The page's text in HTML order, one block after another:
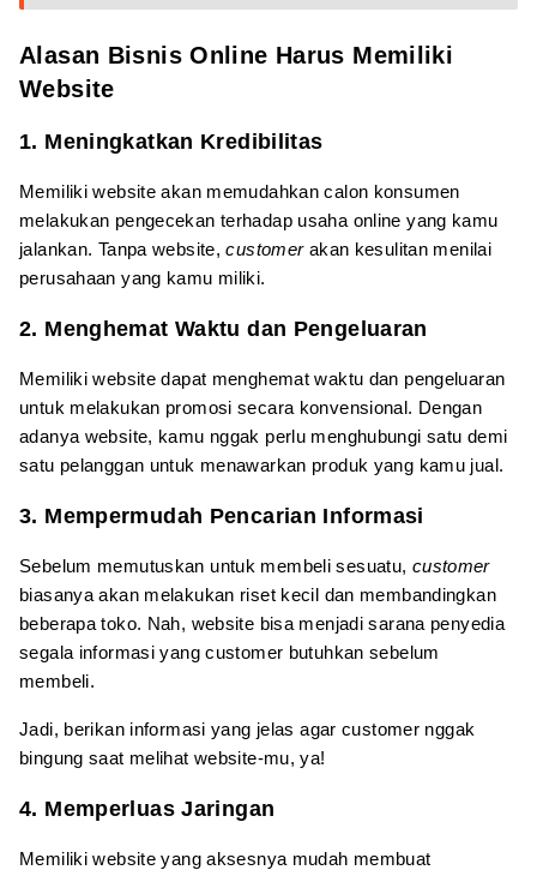
Alasan Bisnis Online Harus Memiliki
Website
1. Meningkatkan Kredibilitas
Memiliki website akan memudahkan calon konsumen
melakukan pengecekan terhadap usaha online yang kamu
jalankan. Tanpa website,customer akan kesulitan menilai
perusahaan yang kamu miliki.
2. Menghemat Waktu dan Pengeluaran
Memiliki website dapat menghemat waktu dan pengeluaran
untuk melakukan promosi secara konvensional. Dengan
adanya website, kamu nggak perlu menghubungi satu demi
satu pelanggan untuk menawarkan produk yang kamu jual.
3. Mempermudah Pencarian Informasi
Sebelum memutuskan untuk membeli sesuatu, customer
biasanya akan melakukan riset kecil dan membandingkan
beberapa toko. Nah, website bisa menjadi sarana penyedia
segala informasi yang customer butuhkan sebelum
membeli.
Jadi, berikan informasi yang jelas agar customer nggak
bingung saat melihat website-mu, ya!
4. Memperluas Jaringan
Memiliki website yang aksesnya mudah membuat